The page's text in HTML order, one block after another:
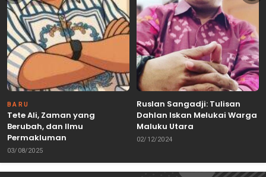
BARU
Tete Ali, Zaman yang
Berubah, dan Ilmu
Permakluman
03/08/2025
Ruslan Sangadji: Tulisan
Dahlan Iskan Melukai Warga
Maluku Utara
02/12/2024